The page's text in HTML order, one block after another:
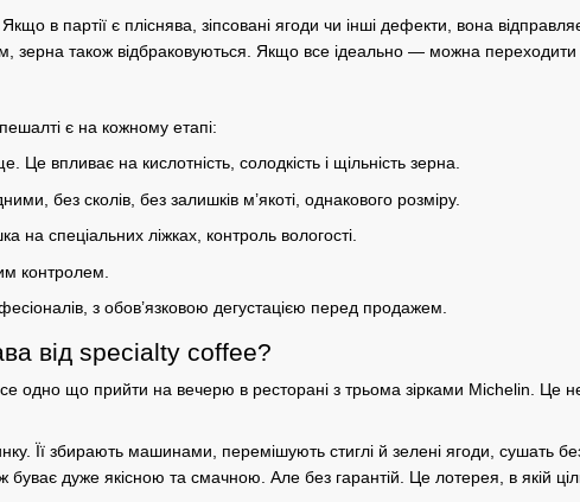
в партії є пліснява, зіпсовані ягоди чи інші дефекти, вона
зерна також відбраковуються. Якщо все ідеально — можна
є на кожному етапі:
Це впливає на кислотність, солодкість і щільність зерна.
без сколів, без залишків м’якоті, однакового розміру.
спеціальних ліжках, контроль вологості.
контролем.
з обов’язковою дегустацією перед продажем.
від specialty coffee?
одно що прийти на вечерю в ресторані з трьома зірками Michelin. Це
Її збирають машинами, перемішують стиглі й зелені ягоди, сушать
буває дуже якісною та смачною. Але без гарантій. Це лотерея, в якій